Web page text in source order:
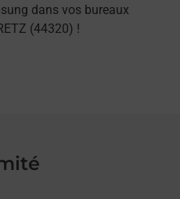
dans vos bureaux
(44320) !